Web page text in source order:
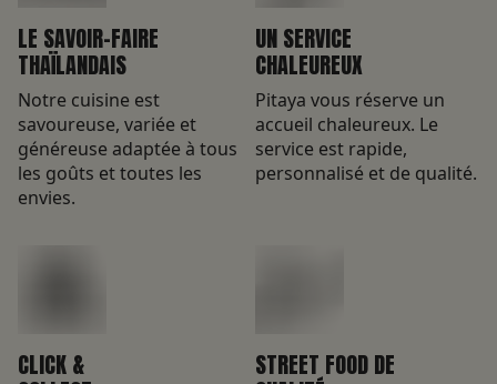
LE SAVOIR-FAIRE
THAÏLANDAIS
Notre cuisine est
savoureuse, variée et
généreuse adaptée à tous
les goûts et toutes les
envies.
UN SERVICE
CHALEUREUX
Pitaya vous réserve un
accueil chaleureux. Le
service est rapide,
personnalisé et de qualité.
CLICK & STREET FOOD DE